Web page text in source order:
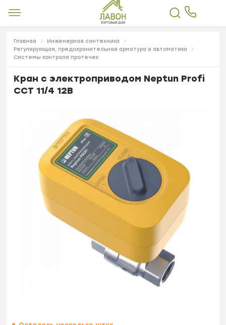
Главная
Инженерная сантехника
Регулирующая, предохранительная арматура и автоматика
Системы контроля протечек
Кран с электроприводом Neptun Profi
ССТ 11/4 12В